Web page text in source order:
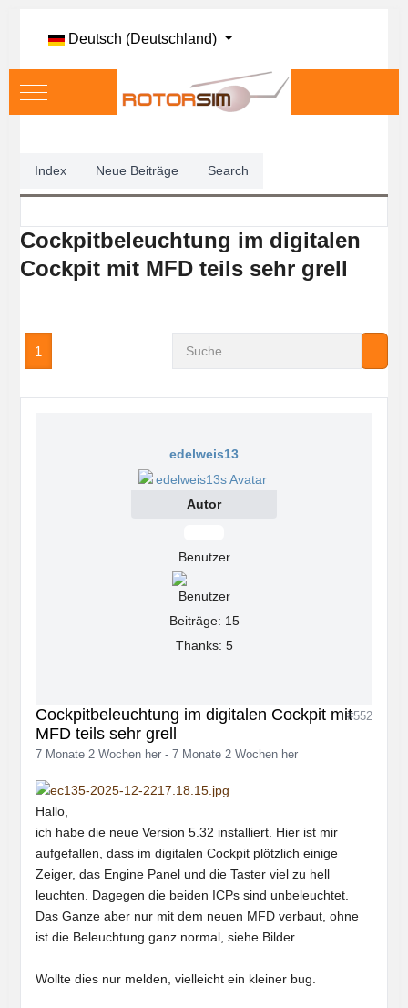
Sprache auswählen
Deutsch (Deutschland)
Mobile Menu Toggle
Index Neue Beiträge Search
Cockpitbeleuchtung im digitalen
Cockpit mit MFD teils sehr grell
1
edelweis13
Autor
Benutzer
Beiträge: 15
Thanks: 5
Cockpitbeleuchtung im digitalen Cockpit mit
MFD teils sehr grell
7 Monate 2 Wochen her - 7 Monate 2 Wochen her
#552
Hallo,
ich habe die neue Version 5.32 installiert. Hier ist mir
aufgefallen, dass im digitalen Cockpit plötzlich einige
Zeiger, das Engine Panel und die Taster viel zu hell
leuchten. Dagegen die beiden ICPs sind unbeleuchtet.
Das Ganze aber nur mit dem neuen MFD verbaut, ohne
ist die Beleuchtung ganz normal, siehe Bilder.
Wollte dies nur melden, vielleicht ein kleiner bug.